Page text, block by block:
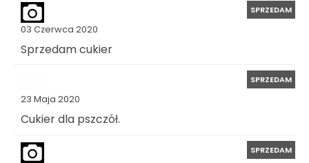
03 Czerwca 2020
SPRZEDAM
Sprzedam cukier
23 Maja 2020
SPRZEDAM
Cukier dla pszczół.
SPRZEDAM